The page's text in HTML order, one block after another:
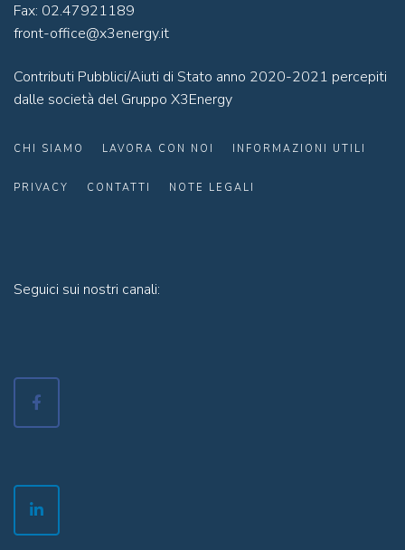
Fax: 02.47921189
front-office@x3energy.it
Contributi Pubblici/Aiuti di Stato anno 2020-2021 percepiti
dalle società del Gruppo X3Energy
CHI SIAMO LAVORA CON NOI INFORMAZIONI UTILI
PRIVACY CONTATTI NOTE LEGALI
Seguici sui nostri canali: